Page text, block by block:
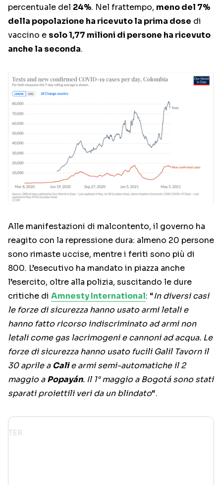
percentuale del 24%. Nel frattempo, meno del 7%
della popolazione ha ricevuto la prima dose di
vaccino e solo 1,77 milioni di persone ha ricevuto
anche la seconda.
Alle manifestazioni di malcontento, il governo ha
reagito con la repressione dura: almeno 20 persone
sono rimaste uccise, mentre i feriti sono più di
800. L’esecutivo ha mandato in piazza anche
l’esercito, oltre alla polizia, suscitando le dure
critiche di Amnesty International: “In diversi casi
le forze di sicurezza hanno usato armi letali e
hanno fatto ricorso indiscriminato ad armi non
letali come gas lacrimogeni e cannoni ad acqua. Le
forze di sicurezza hanno usato fucili Galil Tavorn il
30 aprile a Calie armi semi-automatiche il 2
maggio aPopayán. Il 1° maggio a Bogotá sono stati
sparati proiettili veri da un blindato“.